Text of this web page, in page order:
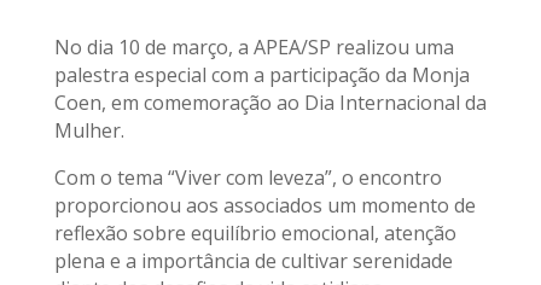
No dia 10 de março, a APEA/SP realizou uma
palestra especial com a participação da Monja
Coen, em comemoração ao Dia Internacional da
Mulher.
Com o tema “Viver com leveza”, o encontro
proporcionou aos associados um momento de
reflexão sobre equilíbrio emocional, atenção
plena e a importância de cultivar serenidade